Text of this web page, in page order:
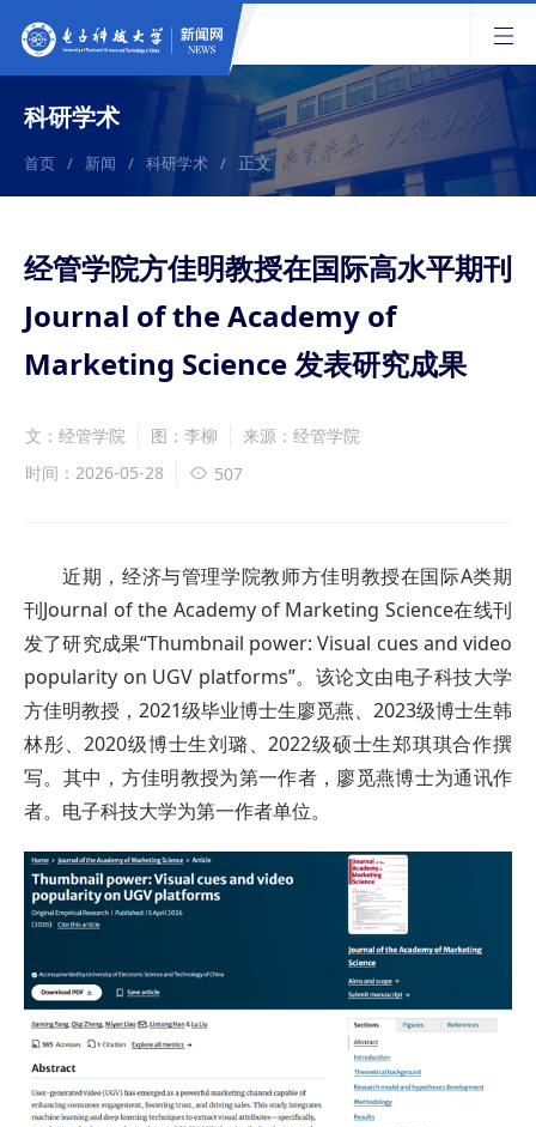
科研学术
首页 / 新闻 / 科研学术 / 正文
经管学院方佳明教授在国际高水平期刊
Journal of the Academy of
Marketing Science 发表研究成果
文：经管学院 图：李柳
来源：经管学院
时间：2026-05-28
507
近期，经济与管理学院教师方佳明教授在国际A类期
刊Journal of the Academy of Marketing Science在线刊
发了研究成果“Thumbnail power: Visual cues and video
popularity on UGV platforms”。该论文由电子科技大学
方佳明教授，2021级毕业博士生廖觅燕、2023级博士生韩
林彤、2020级博士生刘璐、2022级硕士生郑琪琪合作撰
写。其中，方佳明教授为第一作者，廖觅燕博士为通讯作
者。电子科技大学为第一作者单位。